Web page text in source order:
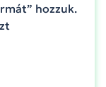
hozzuk.